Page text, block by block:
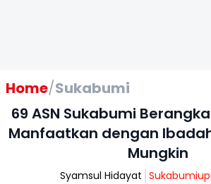
Home/Sukabumi
69 ASN Sukabumi
Manfaatkan dengan
Mungkin
Syamsul Hidayat